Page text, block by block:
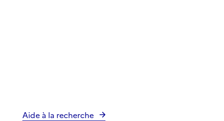
Aide à la recherche